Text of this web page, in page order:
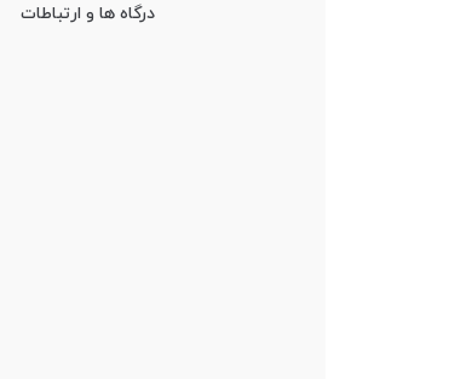
درگاه ها و ارتباطات